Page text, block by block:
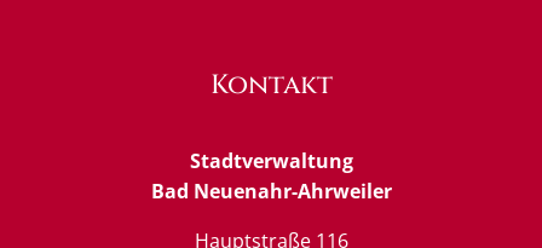
Kontakt
Stadtverwaltung
Bad Neuenahr-Ahrweiler
Hauptstraße 116